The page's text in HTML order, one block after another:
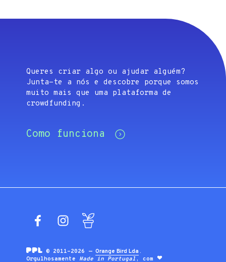
Queres criar algo ou ajudar alguém?
Junta-te a nós e descobre porque somos
muito mais que uma plataforma de
crowdfunding.
Como funciona
FacebookInstagram
© 2011-2026 —Orange Bird Lda .
Orgulhosamente Made in Portugal , com